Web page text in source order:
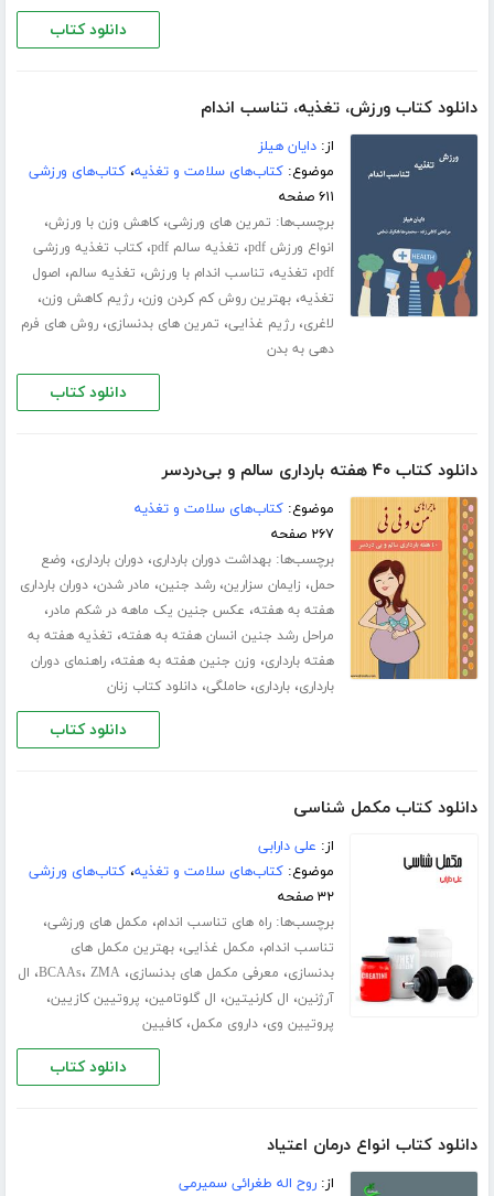
دانلود کتاب
دانلود کتاب ورزش، تغذیه، تناسب اندام
از:دایان هیلز
موضوع:کتاب‌های سلامت و تغذیه،کتاب‌های ورزشی
۶۱۱ صفحه
برچسب‌ها: تمرین های ورزشی،کاهش وزن با ورزش،
انواع ورزش pdf ، تغذیه سالم pdf ،کتاب تغذیه ورزشی
pdf، تغذیه، تناسب اندام با ورزش، تغذیه سالم، اصول
تغذیه،بهترین روش کم کردن وزن،رژیم کاهش وزن،
لاغری،رژیم غذایی، تمرین های بدنسازی،روش های فرم
دهی به بدن
دانلود کتاب
دانلود کتاب ۴۰ هفته بارداری سالم و بی‌دردسر
موضوع:کتاب‌های سلامت و تغذیه
۲۶۷ صفحه
برچسب‌ها:بهداشت دوران بارداری،دوران بارداری، وضع
حمل، زایمان سزارین،رشد جنین، مادر شدن،دوران بارداری
هفته به هفته، عکس جنین یک ماهه در شکم مادر،
مراحل رشد جنین انسان هفته به هفته، تغذیه هفته به
هفته بارداری، وزن جنین هفته به هفته،راهنمای دوران
بارداری،بارداری،حاملگی،دانلود کتاب زنان
دانلود کتاب
دانلود کتاب مکمل شناسی
از: علی دارابی
موضوع:کتاب‌های سلامت و تغذیه،کتاب‌های ورزشی
۳۲ صفحه
برچسب‌ها:راه های تناسب اندام، مکمل های ورزشی،
تناسب اندام، مکمل غذایی،بهترین مکمل های
بدنسازی، معرفی مکمل های بدنسازی، BCAAs، ZMA ، ال
آرژنین، ال کارنیتین، ال گلوتامین، پروتیین کازیین،
پروتیین وی،داروی مکمل،کافیین
دانلود کتاب
دانلود کتاب انواع درمان اعتیاد
از:روح اله طغرائی سمیرمی